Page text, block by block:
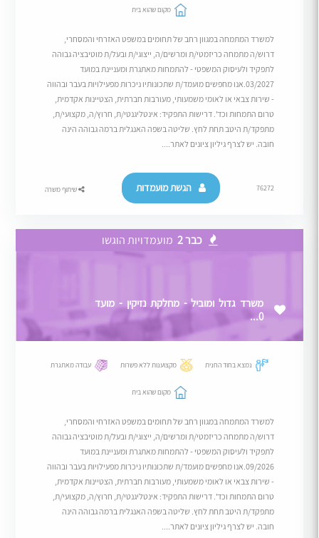
מקום שהוא בית
למשרד המתמחה במגוון רחב של תחומים במשפט האזרחי והמסחרי,
דרוש/ה מתמחה כריזמטי/ת ומרשים/ה, ייצוגי/ת ובעל/ת מוטיבציה גבוהה
לתפקיד ולעיסוק המשפטי - להתמחות מאתגרת ומעניינת במועד
03/2027.אנו מחפשים מועמד/ת שתכונותיו ניכרות מפעילויות בעבר ובהווה
- שירות צבאי או לאומי משמעותי, מעורבות חברתית, הצטיינות אקדמית,
טרום התמחות וכד'. דרישות התפקיד: אינטליגנטי/ת, חרוץ/ה, מקצועי/ת,
מתפקד/ת היטב תחת לחץ. שליטה בשפה האנגלית ברמה גבוהה הינה
חובה. יש לצרף גיליון ציונים לאתר....
76272 הגשת מועמדות שיתוף משרה
כבר 2 מועמדויות הוגשו
משרד גדול ומוביל - מחלקת נזיקין - מועד
0...
נמצא בחוד החנית מקצוענות ללא פשרות עבודה מאתגרת
מקום שהוא בית
למשרד המתמחה במגוון רחב של תחומים במשפט האזרחי והמסחרי,
דרוש/ה מתמחה כריזמטי/ת ומרשים/ה, ייצוגי/ת ובעל/ת מוטיבציה גבוהה
לתפקיד ולעיסוק המשפטי - להתמחות מאתגרת ומעניינת במועד
09/2026.אנו מחפשים מועמד/ת שתכונותיו ניכרות מפעילויות בעבר ובהווה
- שירות צבאי או לאומי משמעותי, מעורבות חברתית, הצטיינות אקדמית,
טרום התמחות וכד'. דרישות התפקיד: אינטליגנטי/ת, חרוץ/ה, מקצועי/ת,
מתפקד/ת היטב תחת לחץ. שליטה בשפה האנגלית ברמה גבוהה הינה
חובה. יש לצרף גיליון ציונים לאתר....